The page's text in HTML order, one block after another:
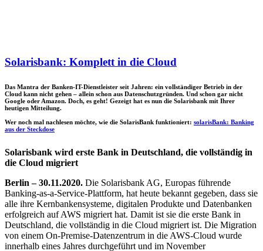
Solarisbank: Komplett in die Cloud
Das Mantra der Banken-IT-Dienstleister seit Jahren: ein vollständiger Betrieb in der
Cloud kann nicht gehen – allein schon aus Datenschutzgründen. Und schon gar nicht
Google oder Amazon. Doch, es geht! Gezeigt hat es nun die Solarisbank mit Ihrer
heutigen Mitteilung.
Wer noch mal nachlesen möchte, wie die SolarisBank funktioniert: solarisBank: Banking
aus der Steckdose
Solarisbank wird erste Bank in Deutschland, die vollständig in
die Cloud migriert
Berlin – 30.11.2020. Die Solarisbank AG, Europas führende
Banking-as-a-Service-Plattform, hat heute bekannt gegeben, dass sie
alle ihre Kernbankensysteme, digitalen Produkte und Datenbanken
erfolgreich auf AWS migriert hat. Damit ist sie die erste Bank in
Deutschland, die vollständig in die Cloud migriert ist. Die Migration
von einem On-Premise-Datenzentrum in die AWS-Cloud wurde
innerhalb eines Jahres durchgeführt und im November